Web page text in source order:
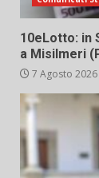
10eLotto: in
a Misilmeri
7 Agosto 2026